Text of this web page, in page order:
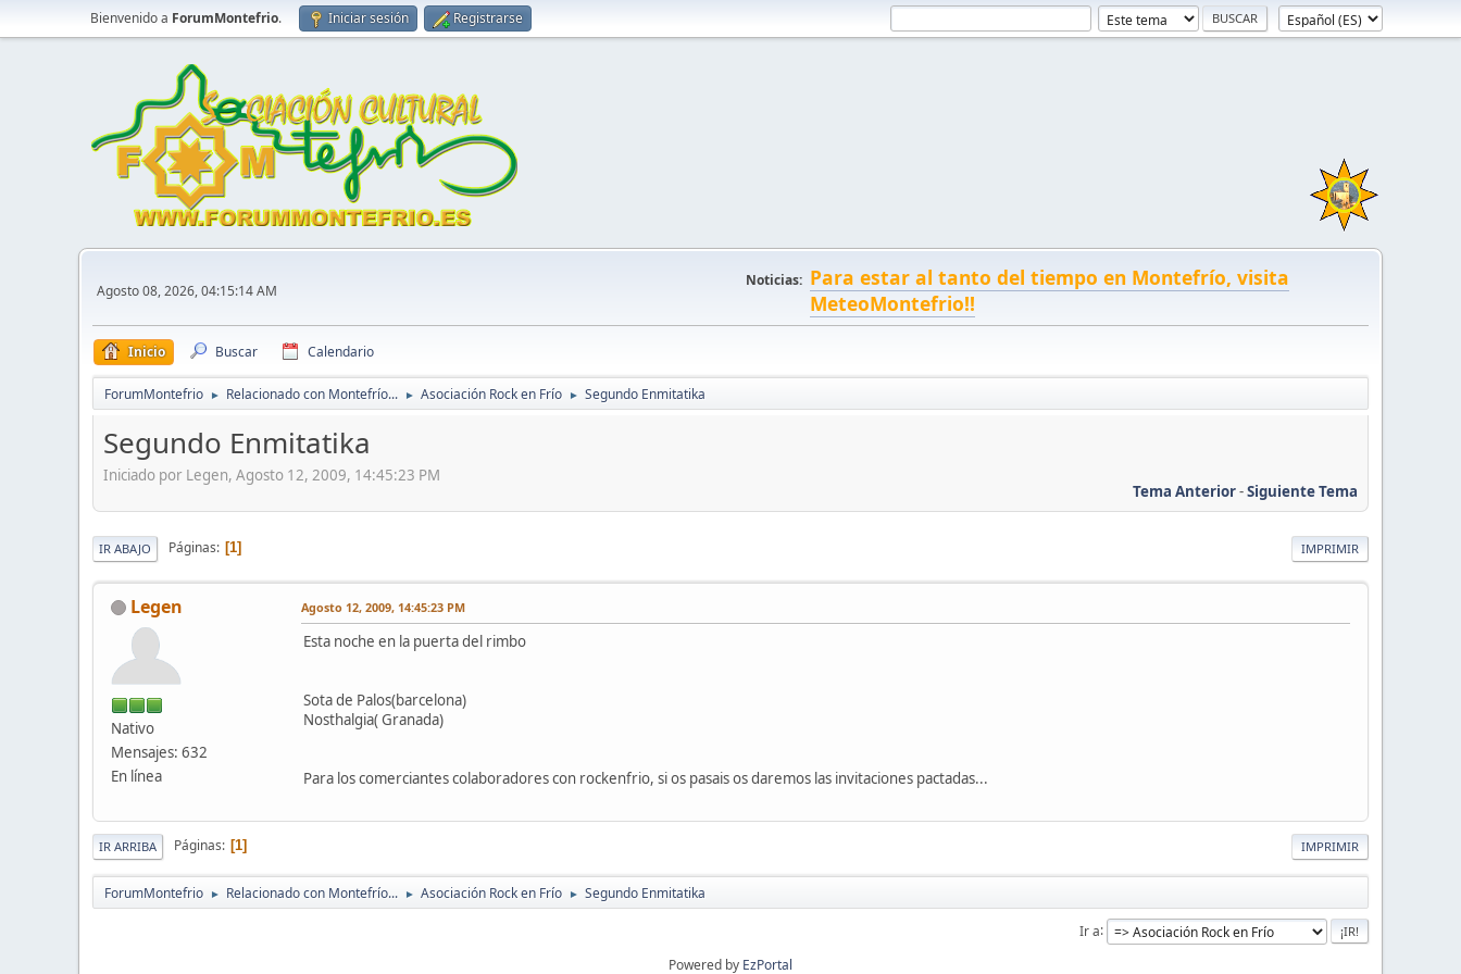
Bienvenido a ForumMontefrio. Iniciar sesión Registrarse
Agosto 08, 2026, 04:15:14 AM
Noticias: Para estar al tanto del tiempo en Montefrío, visita
MeteoMontefrio!!
Inicio Buscar Calendario
ForumMontefrio ► Relacionado con Montefrío... ► Asociación Rock en Frío ► Segundo Enmitatika
Segundo Enmitatika
Iniciado por Legen, Agosto 12, 2009, 14:45:23 PM
Tema Anterior-Siguiente Tema
IMPRIMIR
IR ABAJO Páginas 1
Legen
Nativo
Mensajes: 632
En línea
Agosto 12, 2009, 14:45:23 PM
Esta noche en la puerta del rimbo
Sota de Palos(barcelona)
Nosthalgia( Granada)
Para los comerciantes colaboradores con rockenfrio, si os pasais os daremos las invitaciones pactadas...
IMPRIMIR
IR ARRIBA Páginas 1
ForumMontefrio ► Relacionado con Montefrío... ► Asociación Rock en Frío ► Segundo Enmitatika
Ir a
Powered by EzPortal